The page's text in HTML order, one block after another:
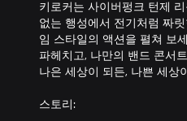
키로커는 사이버펑크 턴제
없는 행성에서 전기처럼 짜
임 스타일의 액션을 펼쳐 보
파헤치고, 나만의 밴드 콘서
나은 세상이 되든, 나쁜 세상
스토리: